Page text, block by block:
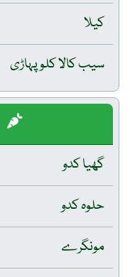
کیلا
سیب کالا کلو پہاڑی
گھیا کدو
حلوہ کدو
مونگرے